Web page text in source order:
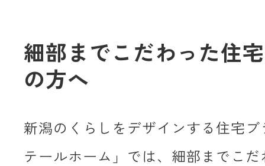
細部までこだわった住
の方へ
新潟のくらしをデザインする住宅
テールホーム」では、細部までこ